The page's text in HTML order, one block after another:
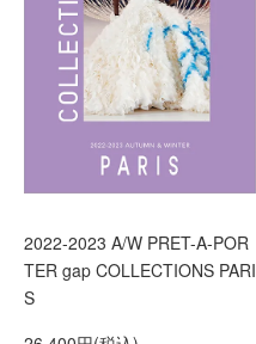
2022-2023 A/W PRET-A-POR
TER gap COLLECTIONS PARI
S